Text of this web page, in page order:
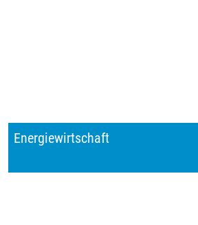
Energiewirtschaft